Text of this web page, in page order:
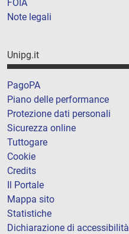
FOIA
Note legali
Unipg.it
PagoPA
Piano delle performance
Protezione dati personali
Sicurezza online
Tuttogare
Cookie
Credits
Il Portale
Mappa sito
Statistiche
Dichiarazione di accessibilità